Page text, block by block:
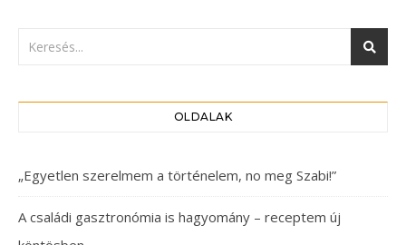
OLDALAK
„Egyetlen szerelmem a történelem, no meg Szabi!”
A családi gasztronómia is hagyomány – receptem új